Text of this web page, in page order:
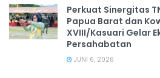
‎Perkuat Sinergitas
Papua Barat dan
XVIII/Kasuari Gelar
Persahabatan
JUNI 6, 2026